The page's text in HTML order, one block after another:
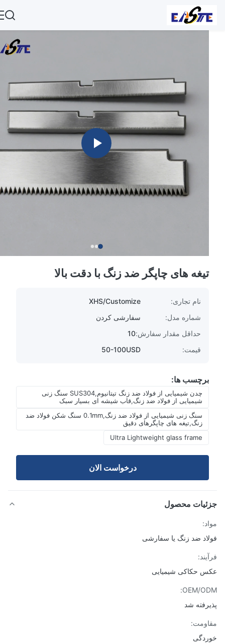
تیغه های چاپگر ضد زنگ با دقت بالا
نام تجاری:
XHS/Customize
شماره مدل:
سفارشی کردن
حداقل مقدار سفارش:10
قیمت:
50-100USD
برچسب ها:
چدن شیمیایی از فولاد ضد زنگ تیتانیوم,SUS304 سنگ زنی
شیمیایی از فولاد ضد زنگ,قاب شیشه ای بسیار سبک
سنگ زنی شیمیایی از فولاد ضد زنگ,0.1mm سنگ شکن فولاد ضد
زنگ,تیغه های چاپگرهای دقیق
Ultra Lightweight glass frame
درخواست الان
محصول
ضد زنگ یا سفارشی
حکاکی شیمیایی
OEM/
شد